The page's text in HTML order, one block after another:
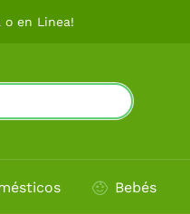
o en Linea!
Bebés